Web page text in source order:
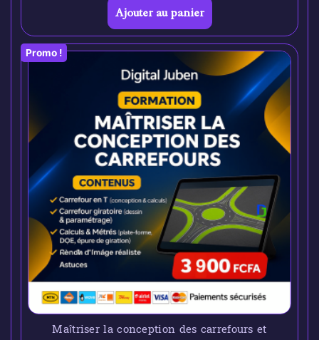
Ajouter au panier
Promo !
Maîtriser la conception des carrefours et